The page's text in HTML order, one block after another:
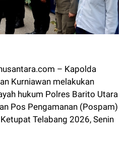
– Kapolda
Kurniawan melakukan
hukum Polres Barito Utara
Pos Pengamanan (Pospam)
Telabang 2026, Senin